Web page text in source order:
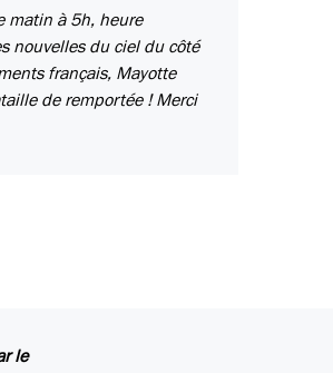
matin à 5h, heure
nouvelles du ciel du côté
français, Mayotte
de remportée ! Merci
le